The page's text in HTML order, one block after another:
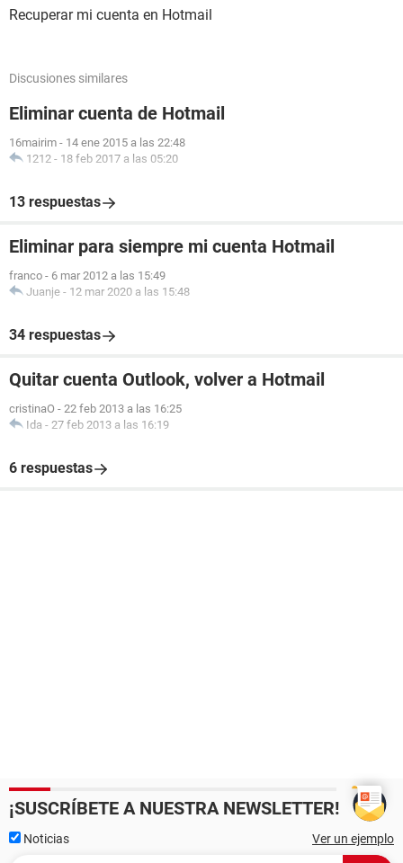
Recuperar mi cuenta en Hotmail
Discusiones similares
Eliminar cuenta de Hotmail
16mairim - 14 ene 2015 a las 22:48
1212 - 18 feb 2017 a las 05:20
13 respuestas
Eliminar para siempre mi cuenta Hotmail
franco - 6 mar 2012 a las 15:49
Juanje - 12 mar 2020 a las 15:48
34 respuestas
Quitar cuenta Outlook, volver a Hotmail
cristinaO - 22 feb 2013 a las 16:25
Ida - 27 feb 2013 a las 16:19
6 respuestas
¡SUSCRÍBETE A NUESTRA NEWSLETTER!
Noticias Ver un ejemplo